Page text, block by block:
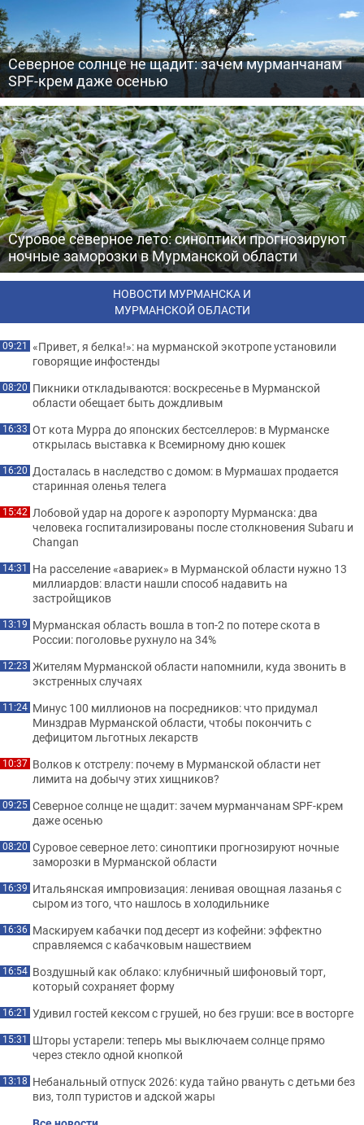
Северное солнце не щадит: зачем мурманчанам
SPF-крем даже осенью
Суровое северное лето: синоптики прогнозируют
ночные заморозки в Мурманской области
НОВОСТИ МУРМАНСКА И
МУРМАНСКОЙ ОБЛАСТИ
09:21 «Привет, я белка!»: на мурманской экотропе установили
говорящие инфостенды
08:20 Пикники откладываются: воскресенье в Мурманской
области обещает быть дождливым
16:33 От кота Мурра до японских бестселлеров: в Мурманске
открылась выставка к Всемирному дню кошек
16:20 Досталась в наследство с домом: в Мурмашах продается
старинная оленья телега
15:42 Лобовой удар на дороге к аэропорту Мурманска: два
человека госпитализированы после столкновения Subaru и
Changan
14:31 На расселение «авариек» в Мурманской области нужно 13
миллиардов: власти нашли способ надавить на
застройщиков
13:19 Мурманская область вошла в топ-2 по потере скота в
России: поголовье рухнуло на 34%
12:23 Жителям Мурманской области напомнили, куда звонить в
экстренных случаях
11:24 Минус 100 миллионов на посредников: что придумал
Минздрав Мурманской области, чтобы покончить с
дефицитом льготных лекарств
10:37 Волков к отстрелу: почему в Мурманской области нет
лимита на добычу этих хищников?
09:25 Северное солнце не щадит: зачем мурманчанам SPF-крем
даже осенью
08:20 Суровое северное лето: синоптики прогнозируют ночные
заморозки в Мурманской области
16:39 Итальянская импровизация: ленивая овощная лазанья с
сыром из того, что нашлось в холодильнике
16:36 Маскируем кабачки под десерт из кофейни: эффектно
справляемся с кабачковым нашествием
16:54 Воздушный как облако: клубничный шифоновый торт,
который сохраняет форму
16:21 Удивил гостей кексом с грушей, но без груши: все в восторге
15:31 Шторы устарели: теперь мы выключаем солнце прямо
через стекло одной кнопкой
13:18 Небанальный отпуск 2026: куда тайно рвануть с детьми без
виз, толп туристов и адской жары